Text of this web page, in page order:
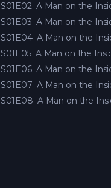
S01E02
S01E03
S01E04
S01E05
S01E06
S01E07
S01E08